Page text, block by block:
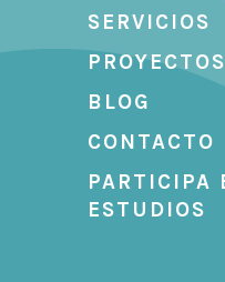
SERVICIOS
PROYECTOS
BLOG
CONTACTO
PARTICIPA
ESTUDIOS